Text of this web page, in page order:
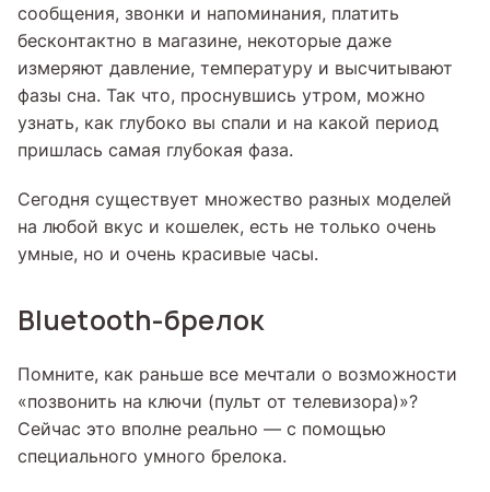
сообщения, звонки и напоминания, платить
бесконтактно в магазине, некоторые даже
измеряют давление, температуру и высчитывают
фазы сна. Так что, проснувшись утром, можно
узнать, как глубоко вы спали и на какой период
пришлась самая глубокая фаза.
Сегодня существует множество разных моделей
на любой вкус и кошелек, есть не только очень
умные, но и очень красивые часы.
Bluetooth-брелок
Помните, как раньше все мечтали о возможности
«позвонить на ключи (пульт от телевизора)»?
Сейчас это вполне реально — с помощью
специального умного брелока.